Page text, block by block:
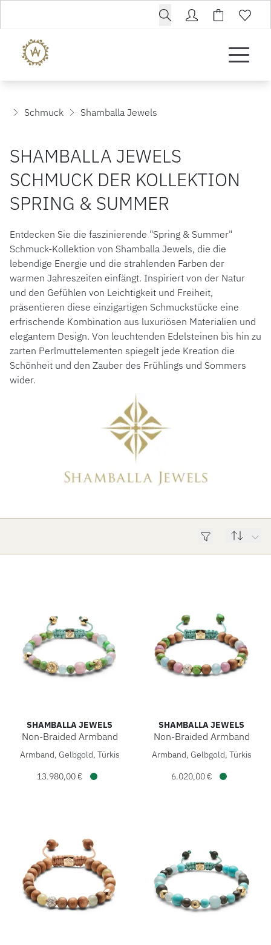
ROLEX
ROLEX CERTIFIED PRE-OWNED
UHREN
ACCESSOIRES
Schmuck Shamballa Jewels
SHAMBALLA JEWELS
SCHMUCK DER KOLLEKTION
SPRING & SUMMER
Entdecken Sie die faszinierende "Spring & Summer"
Schmuck-Kollektion von Shamballa Jewels, die die
lebendige Energie und die strahlenden Farben der
warmen Jahreszeiten einfängt. Inspiriert von der Natur
und den Gefühlen von Leichtigkeit und Freiheit,
präsentieren diese einzigartigen Schmuckstücke eine
erfrischende Kombination aus luxuriösen Materialien und
elegantem Design. Von leuchtenden Edelsteinen bis hin zu
zarten Perlmuttelementen spiegelt jede Kreation die
Schönheit und den Zauber des Frühlings und Sommers
wider.
SHAMBALLA JEWELS
Non-Braided Armband
Shamballa Jewels Non-Braided Armband, Ref: D198262-
Armband, Gelbgold, Türkis
13.980,00 €
SHAMBALLA JEWELS
Non-Braided Armband
Shamballa Jewels Non-
Armband, Gelbgold, Türkis
6.020,00 €